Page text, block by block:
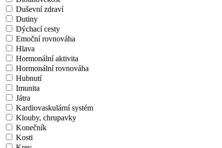
Duševní zdraví
Dutiny
Dýchací cesty
Emoční rovnováha
Hlava
Hormonální aktivita
Hormonální rovnováha
Hubnutí
Imunita
Játra
Kardiovaskulární systém
Klouby, chrupavky
Konečník
Kosti